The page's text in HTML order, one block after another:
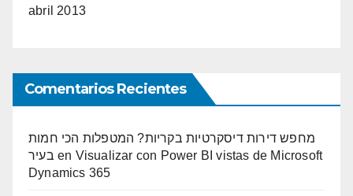
abril 2013
Comentarios Recientes
מחפש דירות דיסקרטיות בקריות? המטפלות הכי חמות
בעיר en Visualizar con Power BI vistas de Microsoft
Dynamics 365